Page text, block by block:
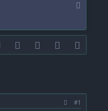
FacebookTwitter youtubeBize ulaşın
#1